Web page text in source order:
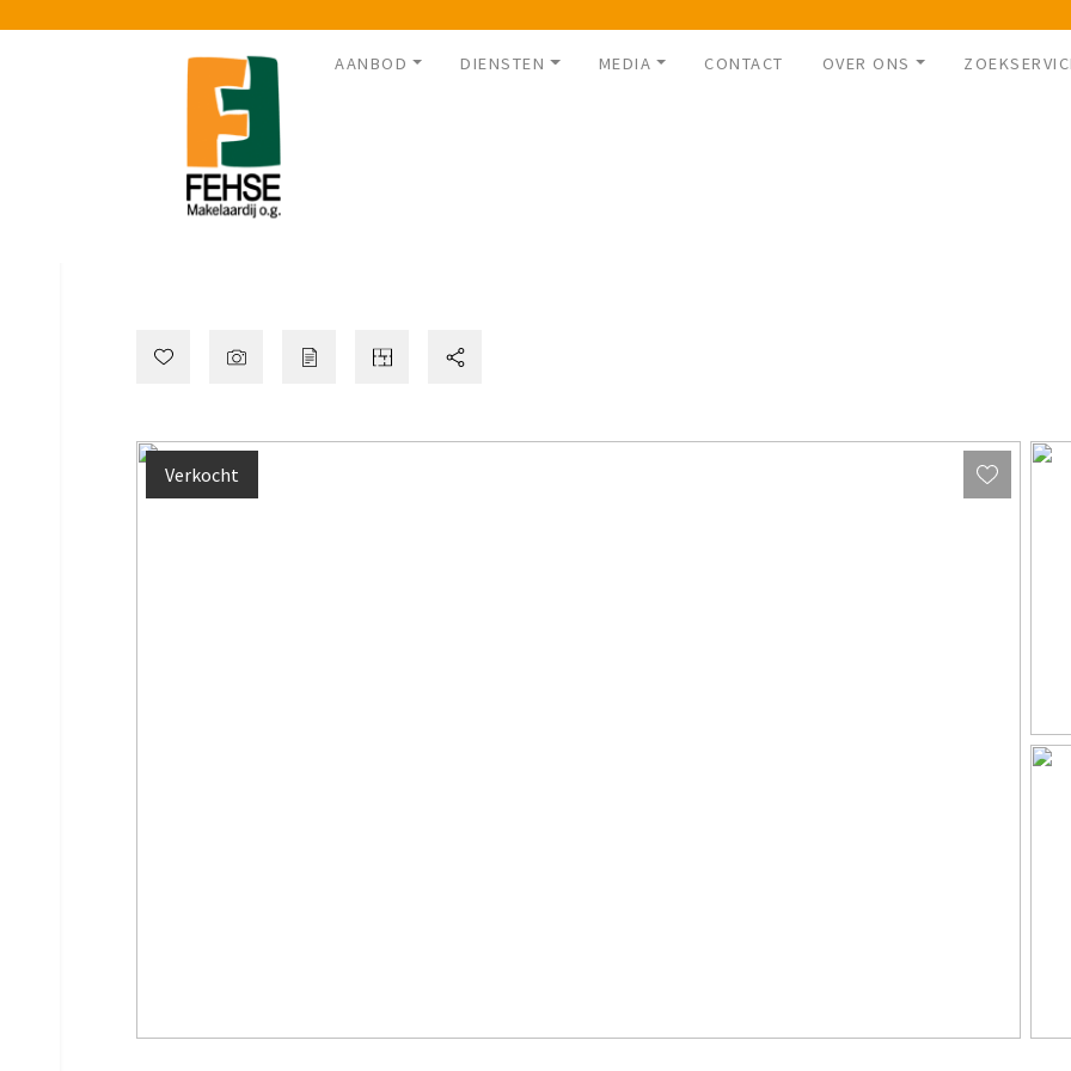
AANBOD DIENSTEN MEDIA CONTACT OVER ONS
Verkocht